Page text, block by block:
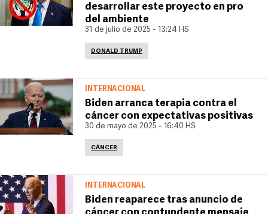
desarrollar este proyecto en pro
del ambiente
31 de julio de 2025 - 13:24 HS
DONALD TRUMP
INTERNACIONAL
Biden arranca terapia contra el
cáncer con expectativas positivas
30 de mayo de 2025 - 16:40 HS
CÁNCER
INTERNACIONAL
Biden reaparece tras anuncio de